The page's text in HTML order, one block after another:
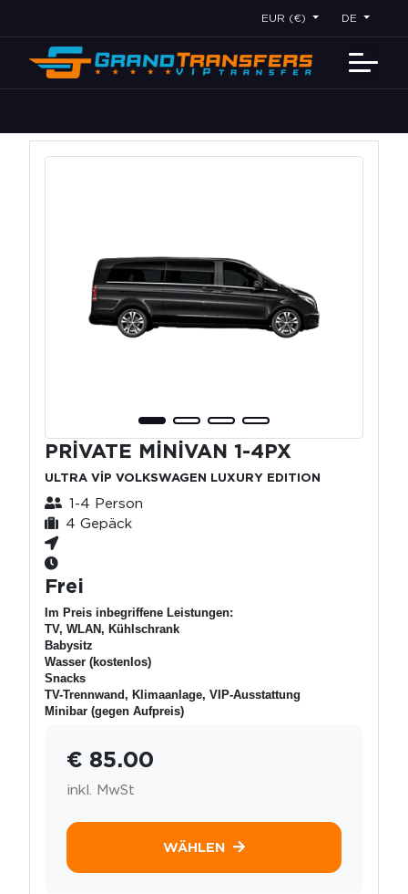
EUR (€) DE
PRİVATE MİNİVAN 1-4PX
ULTRA VİP VOLKSWAGEN LUXURY EDITION
1-4 Person
4 Gepäck
Frei
Im Preis inbegriffene Leistungen:
TV, WLAN, Kühlschrank
Babysitz
Wasser (kostenlos)
Snacks
TV-Trennwand, Klimaanlage, VIP-Ausstattung
Minibar (gegen Aufpreis)
€ 85.00
inkl. MwSt
WÄHLEN